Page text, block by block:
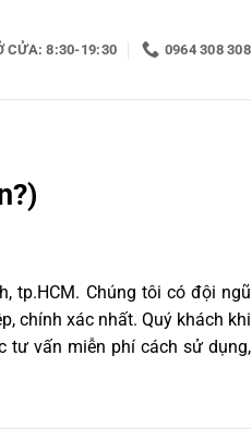
CỬA: 8:30-19:30 0964 308 308
tp.HCM. Chúng tôi có đội ngũ
chính xác nhất. Quý khách khi
tư vấn miễn phí cách sử dụng,